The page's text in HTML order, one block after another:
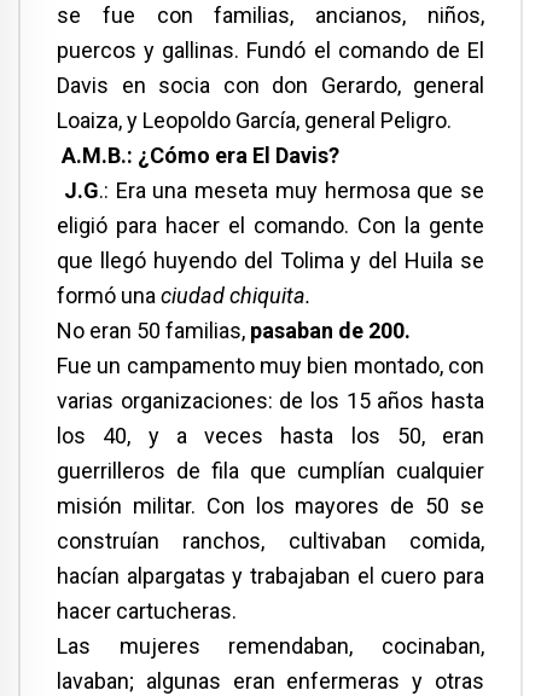
se fue con familias, ancianos, niños,
puercos y gallinas. Fundó el comando de El
Davis en socia con don Gerardo, general
Loaiza, y Leopoldo García, general Peligro.
A.M.B.: ¿Cómo era El Davis?
J.G.: Era una meseta muy hermosa que se
eligió para hacer el comando. Con la gente
que llegó huyendo del Tolima y del Huila se
formó una ciudad chiquita.
No eran 50 familias, pasaban de 200.
Fue un campamento muy bien montado, con
varias organizaciones: de los 15 años hasta
los 40, y a veces hasta los 50, eran
guerrilleros de fila que cumplían cualquier
misión militar. Con los mayores de 50 se
construían ranchos, cultivaban comida,
hacían alpargatas y trabajaban el cuero para
hacer cartucheras.
Las mujeres remendaban, cocinaban,
lavaban; algunas eran enfermeras y otras